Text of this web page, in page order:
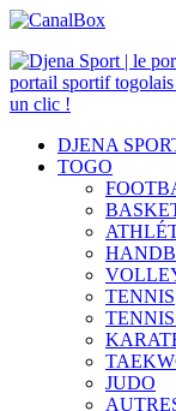
portail sportif
un clic !
DJENA
TOGO
TENNIS
JUDO